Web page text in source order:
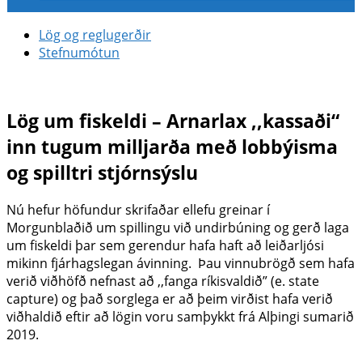
Lög og reglugerðir
Stefnumótun
Lög um fiskeldi – Arnarlax ,,kassaði“
inn tugum milljarða með lobbýisma
og spilltri stjórnsýslu
Nú hefur höfundur skrifaðar ellefu greinar í
Morgunblaðið um spillingu við undirbúning og gerð laga
um fiskeldi þar sem gerendur hafa haft að leiðarljósi
mikinn fjárhagslegan ávinning. Þau vinnubrögð sem hafa
verið viðhöfð nefnast að ,,fanga ríkisvaldið” (e. state
capture) og það sorglega er að þeim virðist hafa verið
viðhaldið eftir að lögin voru samþykkt frá Alþingi sumarið
2019.